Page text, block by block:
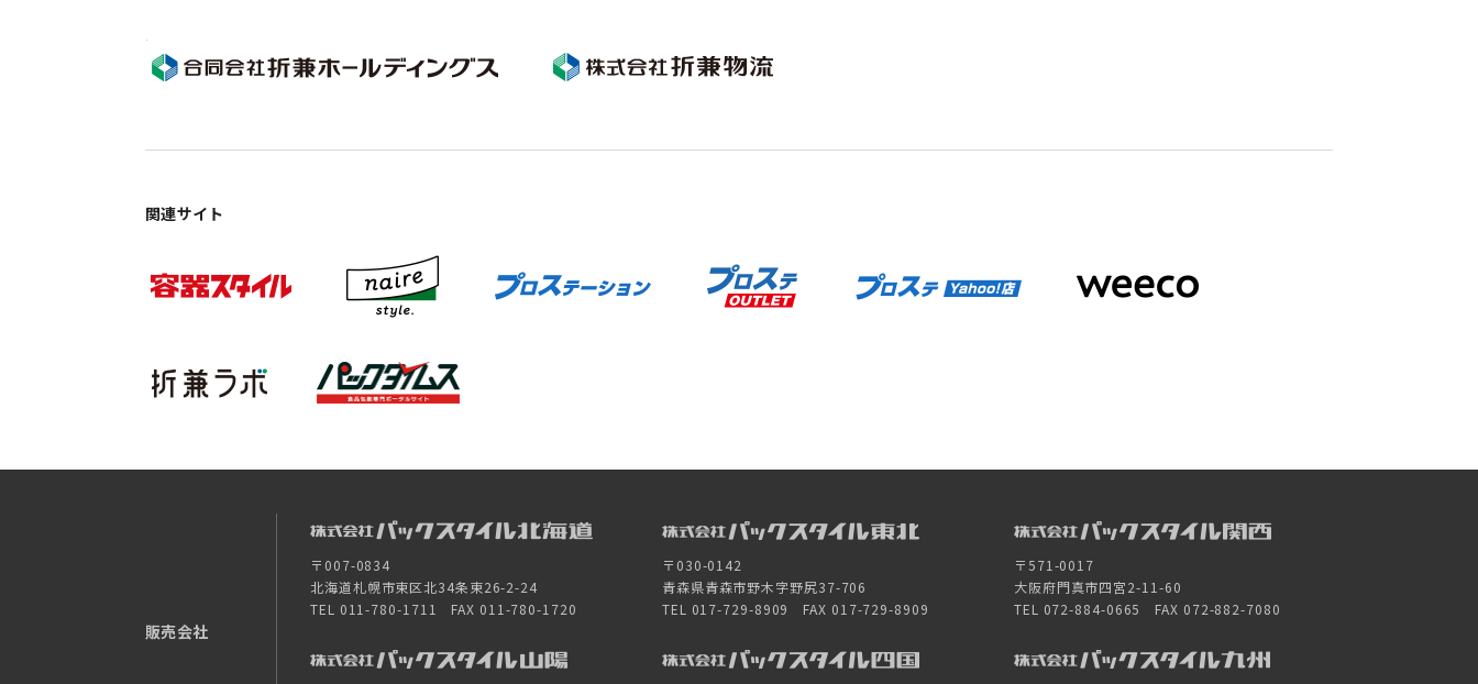
関連サイト
販売会社
〒007-0834
北海道札幌市東区北34条東26-2-24
TEL 011-780-1711 FAX 011-780-1720
〒030-0142
青森県青森市野木字野尻37-706
TEL 017-729-8909 FAX 017-729-8909
〒571-0017
大阪府門真市四宮2-11-60
TEL 072-884-0665 FAX 072-882-7080